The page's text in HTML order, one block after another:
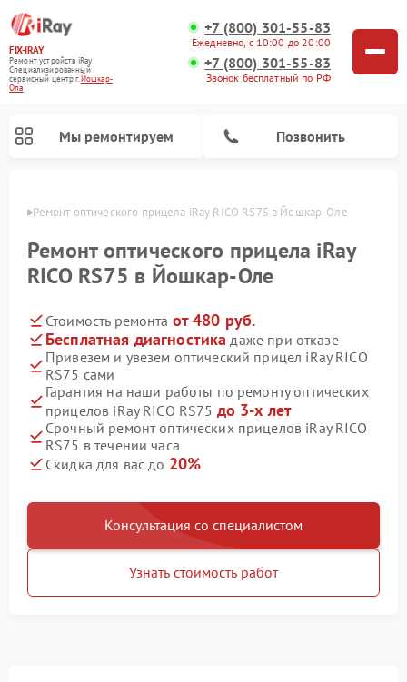
FIX-IRAY
Ремонт устройств iRay
Специализированный
cервисный центр г.Йошкар-
Ола
+7 (800) 301-55-83
Ежедневно, с 10:00 до 20:00
+7 (800) 301-55-83
Звонок бесплатный по РФ
Мы ремонтируем Позвонить
Ремонт оптического прицела iRay RICO RS75 в Йошкар-Оле
Ремонт оптического прицела iRay
RICO RS75 в Йошкар-Оле
Стоимость ремонта от 480 руб.
Бесплатная диагностика даже при отказе
Привезем и увезем оптический прицел iRay RICO
RS75 сами
Гарантия на наши работы по ремонту оптических
прицелов iRay RICO RS75 до 3-х лет
Срочный ремонт оптических прицелов iRay RICO
RS75 в течении часа
Скидка для вас до 20%
Консультация со специалистом
Узнать стоимость работ